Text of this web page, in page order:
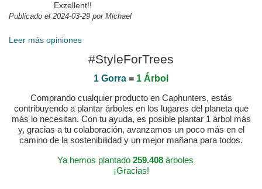
Exzellent!!
Publicado el 2024-03-29 por Michael
Leer más opiniones
#StyleForTrees
1 Gorra = 1 Árbol
Comprando cualquier producto en Caphunters, estás
contribuyendo a plantar árboles en los lugares del planeta que
más lo necesitan. Con tu ayuda, es posible plantar 1 árbol más
y, gracias a tu colaboración, avanzamos un poco más en el
camino de la sostenibilidad y un mejor mañana para todos.
Ya hemos plantado 259.408 árboles
¡Gracias!